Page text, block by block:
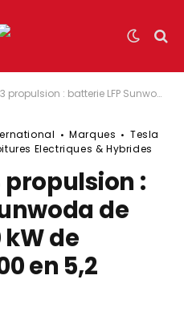
LFP Sunwoda de 62,5 kWh, 250 kW de charge et 0-100 en 5,2 secondes
Marques
Tesla
Electriques & Hybrides
propulsion :
de
kW de
en 5,2